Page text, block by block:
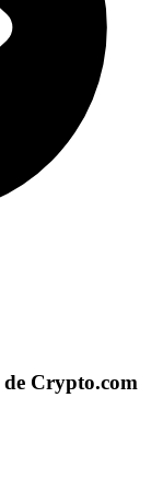
Crypto.com